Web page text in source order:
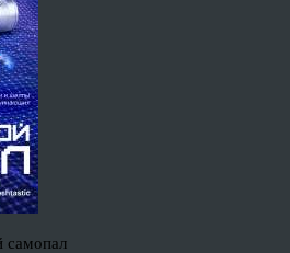
самопал